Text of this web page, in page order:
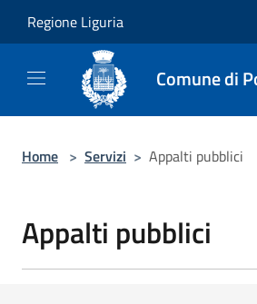
Regione Liguria
Comune di
Home > Servizi > Appalti pubblici
Appalti pubblici